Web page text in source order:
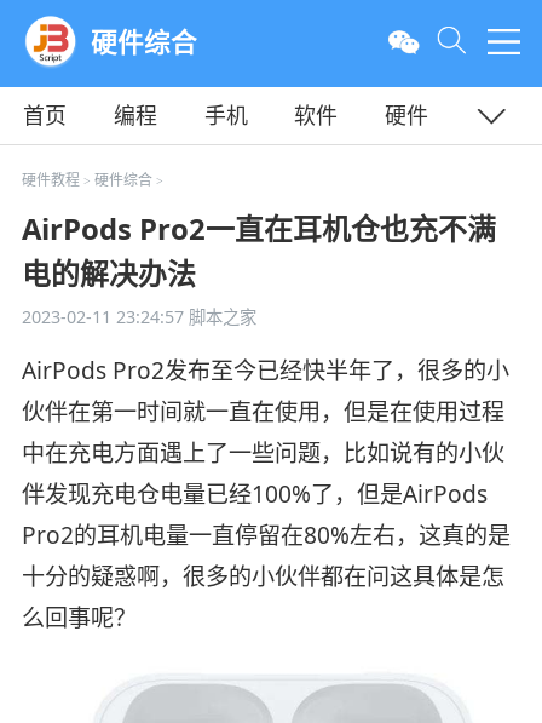
硬件综合
首页 编程 手机 软件
硬件
教程
平面
硬件教程 > 硬件综合>
AirPods Pro2一直在耳机仓也充不满
电的解决办法
2023-02-11 23:24:57脚本之家
AirPods Pro2发布至今已经快半年了，很多的小
伙伴在第一时间就一直在使用，但是在使用过程
中在充电方面遇上了一些问题，比如说有的小伙
伴发现充电仓电量已经100%了，但是AirPods
Pro2的耳机电量一直停留在80%左右，这真的是
十分的疑惑啊，很多的小伙伴都在问这具体是怎
么回事呢？